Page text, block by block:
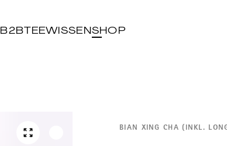
B2BTEEWISSENSHOP
BIAN XING CHA (INKL.